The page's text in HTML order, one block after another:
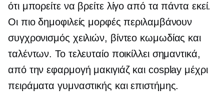
ότι μπορείτε να βρείτε λίγο από τα πάντα εκεί.
Οι πιο δημοφιλείς μορφές περιλαμβάνουν
συγχρονισμός χειλιών, βίντεο κωμωδίας και
ταλέντων. Το τελευταίο ποικίλλει σημαντικά,
από την εφαρμογή μακιγιάζ και cosplay μέχρι
πειράματα γυμναστικής και επιστήμης.